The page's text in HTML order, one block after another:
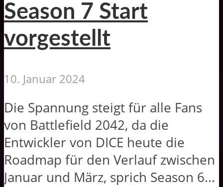
Season 7 Start
vorgestellt
10. Januar 2024
Die Spannung steigt für alle Fans
von Battlefield 2042, da die
Entwickler von DICE heute die
Roadmap für den Verlauf zwischen
Januar und März, sprich Season 6...